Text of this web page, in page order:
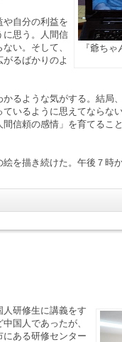
『爺ち
や自分の利益を
に思う。人間信
い。そして、
るばかりのよ
るような気がする。結局
いるように思えてならな
信頼の感情」を育てるこ
を描き続けた。午後７時
研修生に講義をす
国人であったが、
ある研修センター